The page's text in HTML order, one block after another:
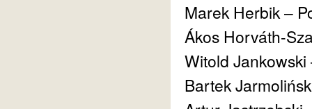
Marek Herbik –
Ákos Horváth-
Witold
Bartek